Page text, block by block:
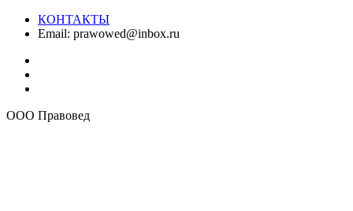
КОНТАКТЫ
Email: prawowed@inbox.ru
ООО Правовед